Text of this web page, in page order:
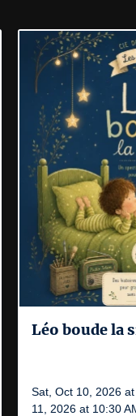
Léo boude la
Sat, Oct 10, 2026
11, 2026 at 10:30